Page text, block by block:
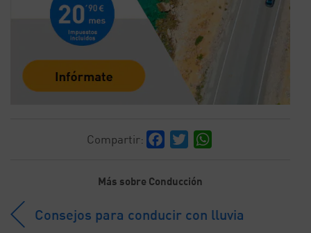
Compartir: Facebook
Twitter
Más sobre Conducción
Consejos para conducir con lluvia